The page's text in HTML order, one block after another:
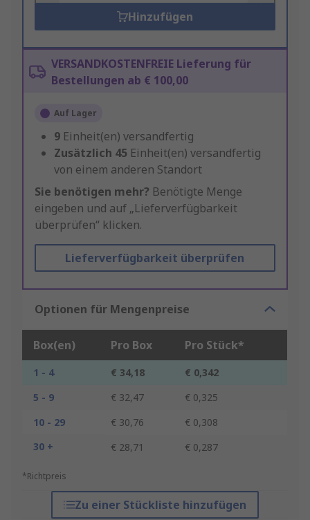
Hinzufügen
VERSANDKOSTENFREIE Lieferung für
Bestellungen ab € 100,00
Auf Lager
9 Einheit(en) versandfertig
Zusätzlich 45 Einheit(en) versandfertig
von einem anderen Standort
Sie benötigen mehr? Benötigte Menge
eingeben und auf „Lieferverfügbarkeit
überprüfen“ klicken.
Lieferverfügbarkeit überprüfen
Optionen für Mengenpreise
Box(en) Pro Box Pro Stück*
1 - 4 € 34,18
€ 0,342
5 - 9
€ 32,47
€ 0,325
10 - 29
€ 30,76
€ 0,308
30 +
€ 28,71 € 0,287
*Richtpreis
Zu einer Stückliste hinzufügen